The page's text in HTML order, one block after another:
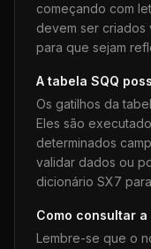
começando com
devem ser criados
para que sejam
A tabela SQQ
Os gatilhos da
Eles são
determinados
validar dados ou
dicionário SX7
Como consultar a
Lembre-se que o